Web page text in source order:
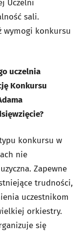
Uczelni
sali.
wymogi konkursu
uczelnia
Konkursu
konkursu w
nie
Zapewne
trudności,
uczestnikom
orkiestry.
się